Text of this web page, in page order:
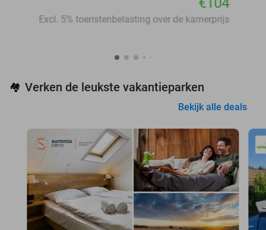
Excl. 5% toeristenbelasting over de kamerprijs
🏘️ Verken de leukste vakantieparken
Bekijk alle deals